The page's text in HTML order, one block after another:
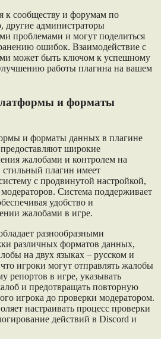
к сообществу и форумам по
другие администраторы
проблемами и могут поделиться
ошибок. Взаимодействие с
может быть ключом к успешному
работы плагина на вашем
и форматы
и форматы данных в плагине
широкие
жалобами и контролем на
плагин имеет
с продвинутой настройкой,
Система поддерживает
удобство и
жалобами в игре.
разнообразными
различных форматов данных,
на двух языках – русском и
игроки могут отправлять жалобы
репортов в игре, указывать
и предотвращать повторную
игрока до проверки модератором.
настраивать процесс проверки
действий в Discord и